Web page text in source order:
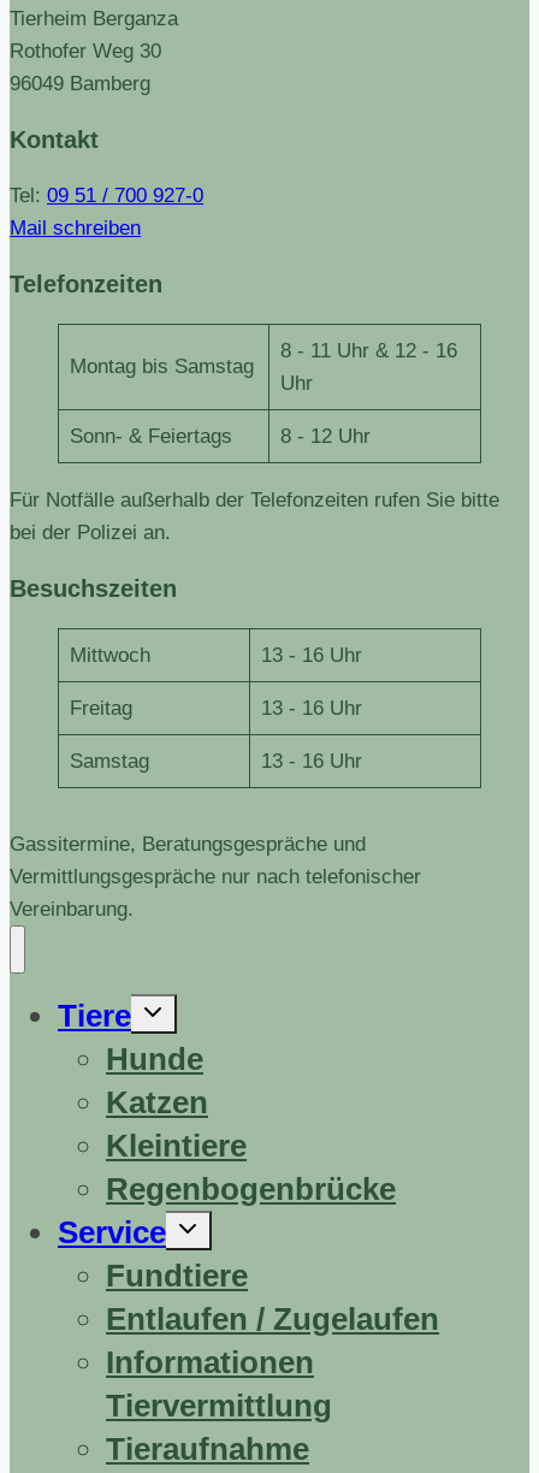
Tierheim Berganza
Rothofer Weg 30
96049 Bamberg
Kontakt
Tel: 09 51 / 700 927-0
Mail schreiben
Telefonzeiten
Montag bis Samstag
8 - 11 Uhr & 12 - 16
Uhr
Sonn- & Feiertags 8 - 12 Uhr
Für Notfälle außerhalb der Telefonzeiten rufen Sie bitte
bei der Polizei an.
Besuchszeiten
Mittwoch 13 - 16 Uhr
Freitag 13 - 16 Uhr
Samstag 13 - 16 Uhr
Gassitermine, Beratungsgespräche und
Vermittlungsgespräche nur nach telefonischer
Vereinbarung.
Tiere
Untermenü
Hunde
Katzen
Kleintiere
Regenbogenbrücke
Service
Untermenü
Fundtiere
Entlaufen / Zugelaufen
Informationen
Tiervermittlung
Tieraufnahme